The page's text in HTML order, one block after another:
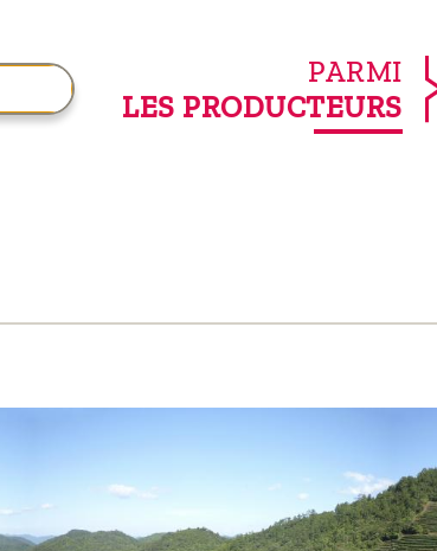
PARMI
LES PRODUCTEURS